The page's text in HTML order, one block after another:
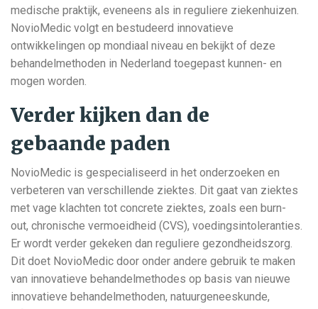
medische praktijk, eveneens als in reguliere ziekenhuizen.
NovioMedic volgt en bestudeerd innovatieve
ontwikkelingen op mondiaal niveau en bekijkt of deze
behandelmethoden in Nederland toegepast kunnen- en
mogen worden.
Verder kijken dan de
gebaande paden
NovioMedic is gespecialiseerd in het onderzoeken en
verbeteren van verschillende ziektes. Dit gaat van ziektes
met vage klachten tot concrete ziektes, zoals een burn-
out, chronische vermoeidheid (CVS), voedingsintoleranties.
Er wordt verder gekeken dan reguliere gezondheidszorg.
Dit doet NovioMedic door onder andere gebruik te maken
van innovatieve behandelmethodes op basis van nieuwe
innovatieve behandelmethoden, natuurgeneeskunde,